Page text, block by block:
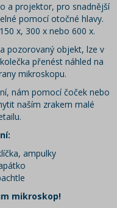
a projektor, pro snadnější
pomocí otočné hlavy.
x, 300 x nebo 600 x.
pozorovaný objekt, lze v
přenést náhled na
mikroskopu.
nám pomocí čoček nebo
naším zrakem malé
ampulky
mikroskop!